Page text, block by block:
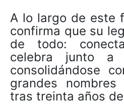
A lo largo de este
confirma que su
de todo:
celebra junto a
consolidándose
grandes
tras treinta años